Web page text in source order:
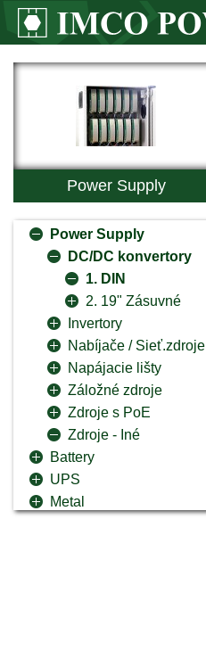
Power Supply
Power Supply
DC/DC konvertory
1. DIN
2. 19" Zásuvné
Invertory
Nabíjače / Sieť.zdroje
Napájacie lišty
Záložné zdroje
Zdroje s PoE
Zdroje - Iné
Battery
UPS
Metal